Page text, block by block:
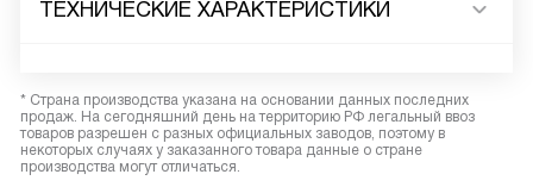
ТЕХНИЧЕСКИЕ ХАРАКТЕРИСТИКИ
* Страна производства указана на основании данных последних
продаж. На сегодняшний день на территорию РФ легальный ввоз
товаров разрешен с разных официальных заводов, поэтому в
некоторых случаях у заказанного товара данные о стране
производства могут отличаться.